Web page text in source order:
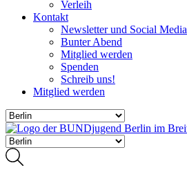
Verleih
Kontakt
Newsletter und Social Media
Bunter Abend
Mitglied werden
Spenden
Schreib uns!
Mitglied werden